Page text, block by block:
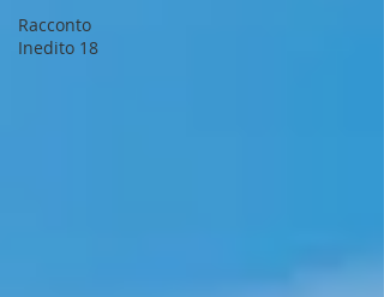
Racconto
Inedito 18